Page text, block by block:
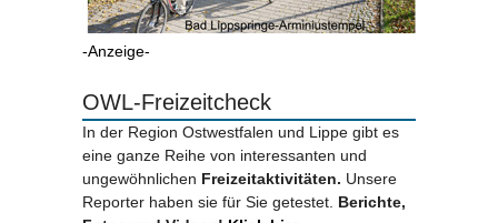
-Anzeige-
OWL-Freizeitcheck
In der Region Ostwestfalen und Lippe gibt es
eine ganze Reihe von interessanten und
ungewöhnlichen Freizeitaktivitäten. Unsere
Reporter haben sie für Sie getestet. Berichte,